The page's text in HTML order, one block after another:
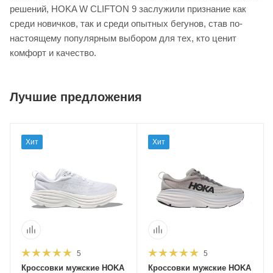
решений, HOKA W CLIFTON 9 заслужили признание как
среди новичков, так и среди опытных бегунов, став по-
настоящему популярным выбором для тех, кто ценит
комфорт и качество.
Лучшие предложения
Хит
5
Кроссовки мужские HOKA
Хит
5
Кроссовки мужские HOKA